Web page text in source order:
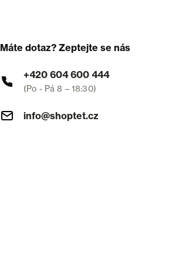
Máte dotaz? Zeptejte se nás
+420 604 600 444
(Po - Pá 8 – 18:30)
info@shoptet.cz